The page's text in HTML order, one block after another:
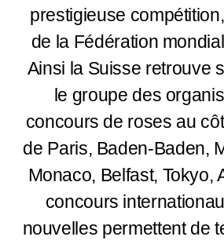
prestigieuse
de la Fédération
Ainsi la Suisse retrouve
le groupe des
concours de roses au
de Paris, Baden-Baden,
Monaco, Belfast, Tokyo,
concours
nouvelles permettent de